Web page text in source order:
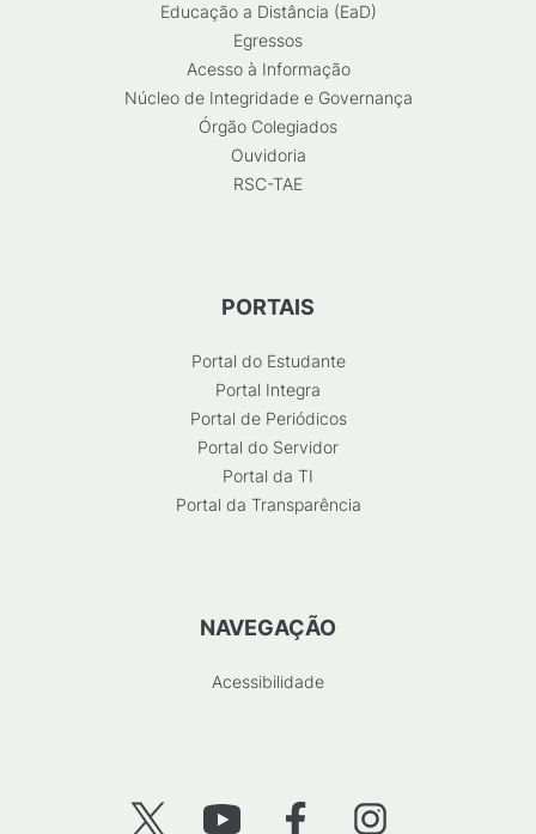
Educação a Distância (EaD)
Egressos
Acesso à Informação
Núcleo de Integridade e Governança
Órgão Colegiados
Ouvidoria
RSC-TAE
PORTAIS
Portal do Estudante
Portal Integra
Portal de Periódicos
Portal do Servidor
Portal da TI
Portal da Transparência
NAVEGAÇÃO
Acessibilidade